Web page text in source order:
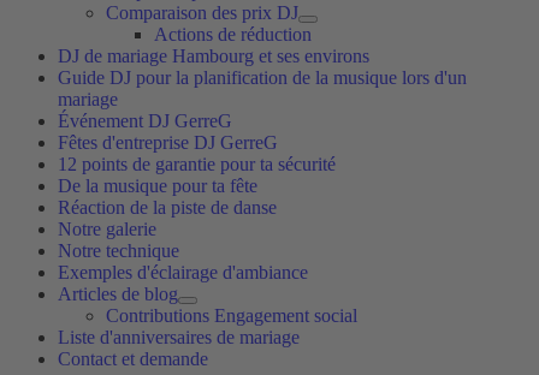
Comparaison des prix DJ
Actions de réduction
DJ de mariage Hambourg et ses environs
Guide DJ pour la planification de la musique lors d'un
mariage
Événement DJ GerreG
Fêtes d'entreprise DJ GerreG
12 points de garantie pour ta sécurité
De la musique pour ta fête
Réaction de la piste de danse
Notre galerie
Notre technique
Exemples d'éclairage d'ambiance
Articles de blog
Contributions Engagement social
Liste d'anniversaires de mariage
Contact et demande